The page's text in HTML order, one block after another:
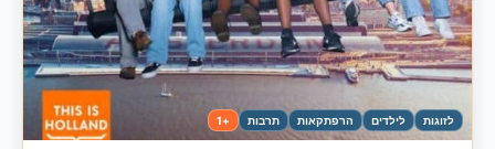
לזוגות לילדים הרפתקאות תרבות +1